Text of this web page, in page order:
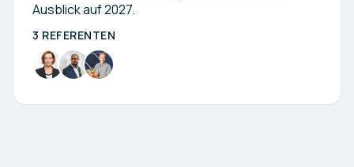
Ausblick auf 2027.
3 REFERENTEN